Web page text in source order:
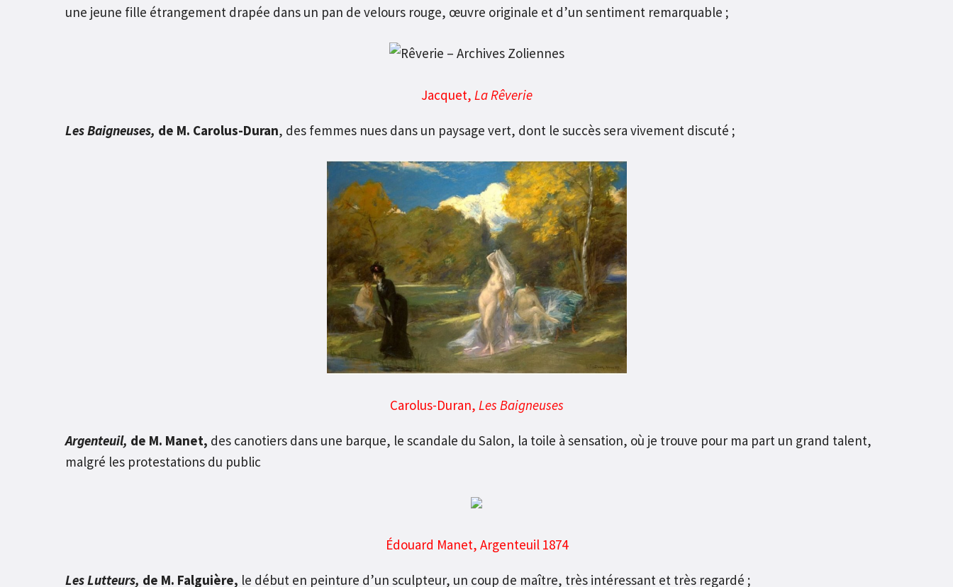
une jeune fille étrangement drapée dans un pan de velours rouge, œuvre originale et d’un sentiment remarquable ;
Jacquet, La Rêverie
Les Baigneuses, de M. Carolus-Duran, des femmes nues dans un paysage vert, dont le succès sera vivement discuté ;
Carolus-Duran, Les Baigneuses
Argenteuil, de M. Manet, des canotiers dans une barque, le scandale du Salon, la toile à sensation, où je trouve pour ma part un grand talent,
malgré les protestations du public
Édouard Manet, Argenteuil 1874
Les Lutteurs, de M. Falguière, le début en peinture d’un sculpteur, un coup de maître, très intéressant et très regardé ;